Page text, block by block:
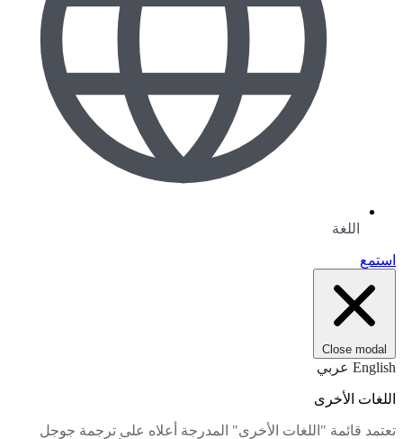
اللغة
استمع
Close modal
English عربي
اللغات الأخرى
تعتمد قائمة "اللغات الأخرى" المدرجة أعلاه على ترجمة جوجل